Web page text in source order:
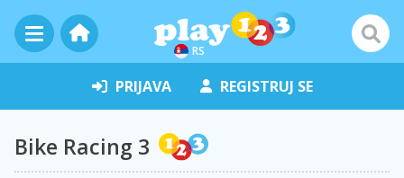
RS
PRIJAVA REGISTRUJ SE
Bike Racing 3